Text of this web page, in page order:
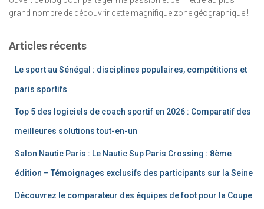
grand nombre de découvrir cette magnifique zone géographique !
Articles récents
Le sport au Sénégal : disciplines populaires, compétitions et
paris sportifs
Top 5 des logiciels de coach sportif en 2026 : Comparatif des
meilleures solutions tout-en-un
Salon Nautic Paris : Le Nautic Sup Paris Crossing : 8ème
édition – Témoignages exclusifs des participants sur la Seine
Découvrez le comparateur des équipes de foot pour la Coupe